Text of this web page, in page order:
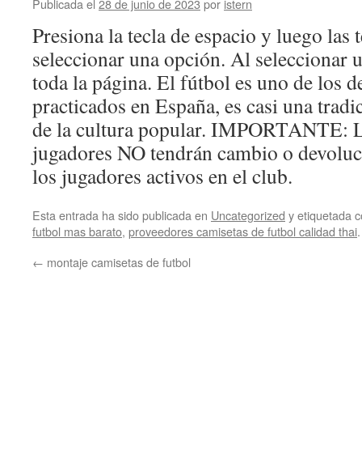
Publicada el 28 de junio de 2023 por istern
Presiona la tecla de espacio y luego las
seleccionar una opción. Al seleccionar
toda la página. El fútbol es uno de los
practicados en España, es casi una
de la cultura popular. IMPORTANTE:
jugadores NO tendrán cambio o
los jugadores activos en el club.
Esta entrada ha sido publicada en Uncategorized y etiquetada
futbol mas barato, proveedores camisetas de futbol calidad thai
← montaje camisetas de futbol